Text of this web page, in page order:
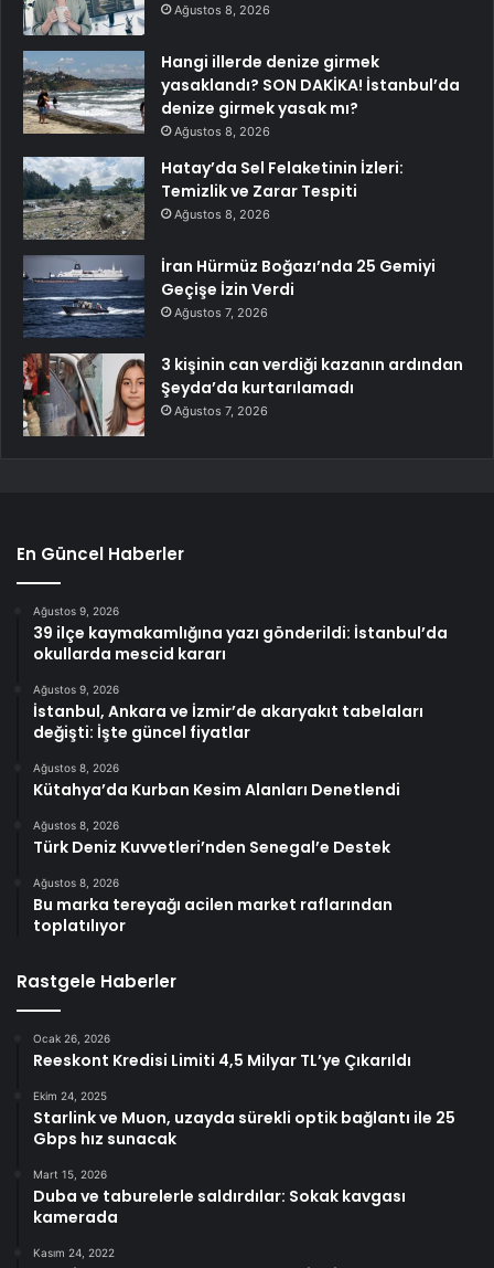
Ağustos 8, 2026
Hangi illerde denize girmek
yasaklandı? SON DAKİKA! İstanbul’da
denize girmek yasak mı?
Ağustos 8, 2026
Hatay’da Sel Felaketinin İzleri:
Temizlik ve Zarar Tespiti
Ağustos 8, 2026
İran Hürmüz Boğazı’nda 25 Gemiyi
Geçişe İzin Verdi
Ağustos 7, 2026
3 kişinin can verdiği kazanın ardından
Şeyda’da kurtarılamadı
Ağustos 7, 2026
En Güncel Haberler
Ağustos 9, 2026
39 ilçe kaymakamlığına yazı gönderildi: İstanbul’da
okullarda mescid kararı
Ağustos 9, 2026
İstanbul, Ankara ve İzmir’de akaryakıt tabelaları
değişti: İşte güncel fiyatlar
Ağustos 8, 2026
Kütahya’da Kurban Kesim Alanları Denetlendi
Ağustos 8, 2026
Türk Deniz Kuvvetleri’nden Senegal’e Destek
Ağustos 8, 2026
Bu marka tereyağı acilen market raflarından
toplatılıyor
Rastgele Haberler
Ocak 26, 2026
Reeskont Kredisi Limiti 4,5 Milyar TL’ye Çıkarıldı
Ekim 24, 2025
Starlink ve Muon, uzayda sürekli optik bağlantı ile 25
Gbps hız sunacak
Mart 15, 2026
Duba ve taburelerle saldırdılar: Sokak kavgası
kamerada
Kasım 24, 2022